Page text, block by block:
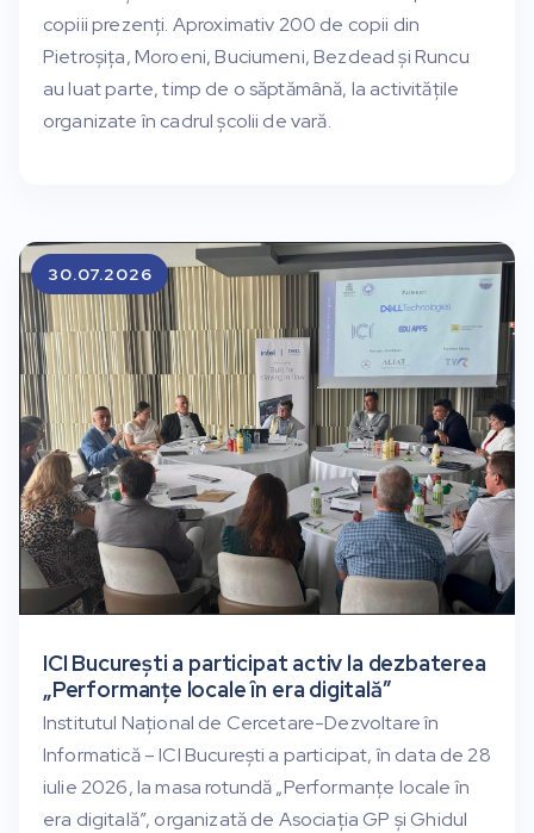
copiii prezenți. Aproximativ 200 de copii din
Pietroșița, Moroeni, Buciumeni, Bezdead și Runcu
au luat parte, timp de o săptămână, la activitățile
organizate în cadrul școlii de vară.
ICI București a participat activ la dezbaterea
„Performanțe locale în era digitală”
Institutul Național de Cercetare-Dezvoltare în
Informatică – ICI București a participat, în data de 28
iulie 2026, la masa rotundă „Performanțe locale în
era digitală”, organizată de Asociația GP și Ghidul
30.07.2026